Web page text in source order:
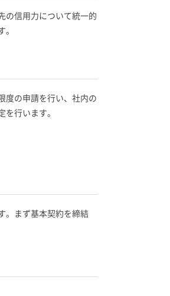
の信用力について統一的
。
度の申請を行い、社内の
行います。
。まず基本契約を締結